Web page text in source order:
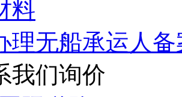
理无船承运人
我们询价